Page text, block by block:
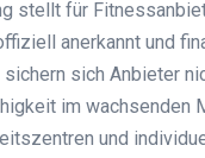
stellt für
anerkannt und
sich Anbieter
im wachsenden
und